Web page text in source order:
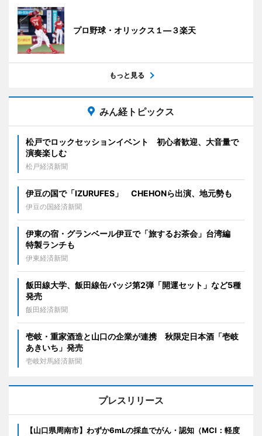
プロ野球・オリックス１―３楽天
もっと見る
みん経トピックス
松戸でロックセッションイベント 初心者歓迎、大音量で
演奏楽しむ
松戸経済新聞
伊豆の国で「IZURUFES」 CHEHONら出演、地元勢も
伊豆の国経済新聞
伊東の宿・グランベール伊豆で「旅するお茶会」台湾編
特製ランチも
伊東経済新聞
飯田線大学、飯田線缶バッジ第2弾「開運セット」など5種
発売
飯田経済新聞
壱岐・重家酒造と山口の企業が連携 秋限定日本酒「壱岐
あきいち」発売
壱岐対馬経済新聞
プレスリリース
【山口県周南市】わずか6mLの採血でがん・認知（MCI：軽度